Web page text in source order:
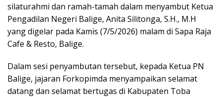
silaturahmi dan ramah-tamah dalam menyambut Ketua
Pengadilan Negeri Balige, Anita Silitonga, S.H., M.H
yang digelar pada Kamis (7/5/2026) malam di Sapa Raja
Cafe & Resto, Balige.
Dalam sesi penyambutan tersebut, kepada Ketua PN
Balige, jajaran Forkopimda menyampaikan selamat
datang dan selamat bertugas di Kabupaten Toba